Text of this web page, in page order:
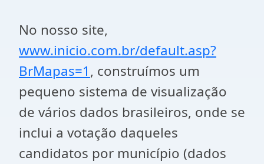
No nosso site,
www.inicio.com.br/default.asp?
BrMapas=1, construímos um
pequeno sistema de visualização
de vários dados brasileiros, onde se
inclui a votação daqueles
candidatos por município (dados